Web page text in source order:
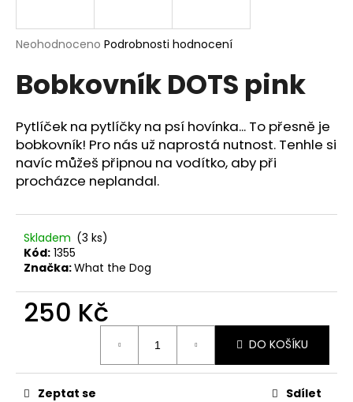
Průměrné
produktu
je
z
5
hvězdiček.
Neohodnoceno Podrobnosti hodnocení
Bobkovník DOTS pink
Pytlíček na pytlíčky na psí hovínka... To přesně je
bobkovník! Pro nás už naprostá nutnost. Tenhle si
navíc můžeš připnou na vodítko, aby při
procházce neplandal.
Skladem (3 ks)
Kód: 1355
Značka:What the Dog
250 Kč
DO KOŠÍKU
Zeptat se Sdílet
j
t
?
HLEDAT
D
o
p
o
u